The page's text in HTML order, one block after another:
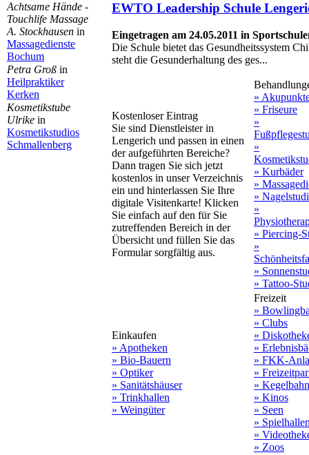
Achtsame Hände -
Touchlife Massage
A. Stockhausen in
Massagedienste
Bochum
Petra Groß in
Heilpraktiker
Kerken
Kosmetikstube
Ulrike in
Kosmetikstudios
Schmallenberg
EWTO Leadership Schule
Eingetragen am 24.05.2011 in
Die Schule bietet das Gesundheitssystem
steht die Gesunderhaltung des ges...
Kostenloser Eintrag
Sie sind Dienstleister in
Lengerich und passen in einen
der aufgeführten Bereiche?
Dann tragen Sie sich jetzt
kostenlos in unser Verzeichnis
ein und hinterlassen Sie Ihre
digitale Visitenkarte! Klicken
Sie einfach auf den für Sie
zutreffenden Bereich in der
Übersicht und füllen Sie das
Formular sorgfältig aus.
»
» Friseure
»
»
» Kurbäder
»
»
»
» Piercing-
»
»
» Tattoo-
Einkaufen
» Apotheken
» Bio-Bauern
» Optiker
» Sanitätshäuser
» Trinkhallen
» Weingüter
Freizeit
»
» Clubs
»
»
» FKK-
»
»
» Kinos
» Seen
»
»
» Zoos